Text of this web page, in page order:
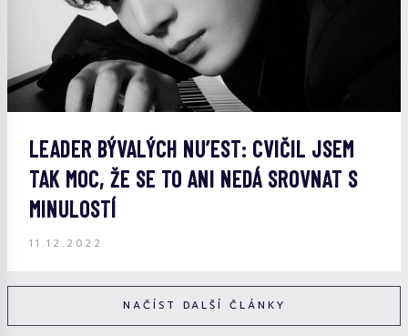
LEADER BÝVALÝCH NU’EST: CVIČIL JSEM
TAK MOC, ŽE SE TO ANI NEDÁ SROVNAT S
MINULOSTÍ
11.12.2022
NAČÍST DALŠÍ ČLÁNKY